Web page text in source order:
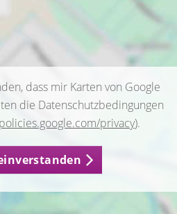
dass mir Karten von Google
die Datenschutzbedingungen
privacy).